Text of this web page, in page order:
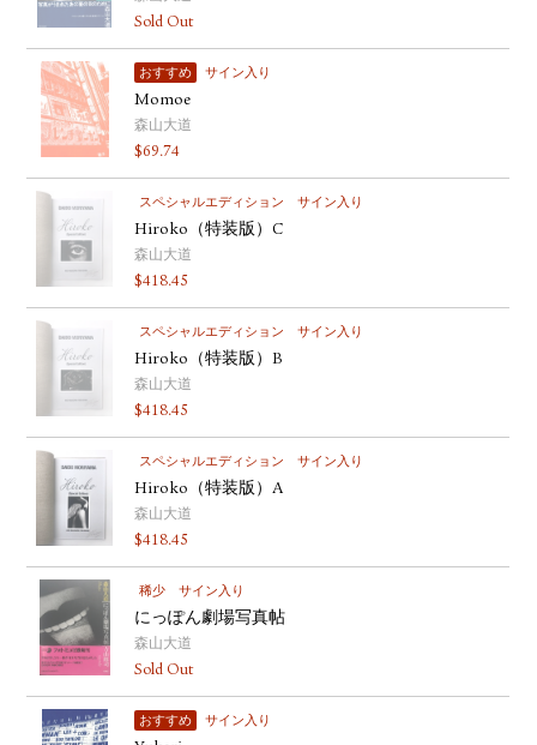
Sold Out
おすすめ サイン入り
Momoe
森山大道
$69.74
スペシャルエディション サイン入り
Hiroko（特装版）C
森山大道
$418.45
スペシャルエディション サイン入り
Hiroko（特装版）B
森山大道
$418.45
スペシャルエディション サイン入り
Hiroko（特装版）A
森山大道
$418.45
稀少 サイン入り
にっぽん劇場写真帖
森山大道
Sold Out
おすすめ サイン入り